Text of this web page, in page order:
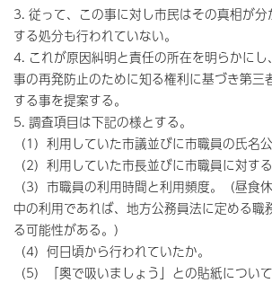
3. 従って、この事に対し市民はその真相が
する処分も行われていない。
4. これが原因糾明と責任の所在を明らかに
事の再発防止のために知る権利に基づき第三
する事を提案する。
5. 調査項目は下記の様とする。
（1）利用していた市議並びに市職員の氏名公
（2）利用していた市長並びに市職員に対す
（3）市職員の利用時間と利用頻度。（昼食
中の利用であれば、地方公務員法に定める職
る可能性がある。）
（4）何日頃から行われていたか。
（5）「奥で吸いましょう」との貼紙について